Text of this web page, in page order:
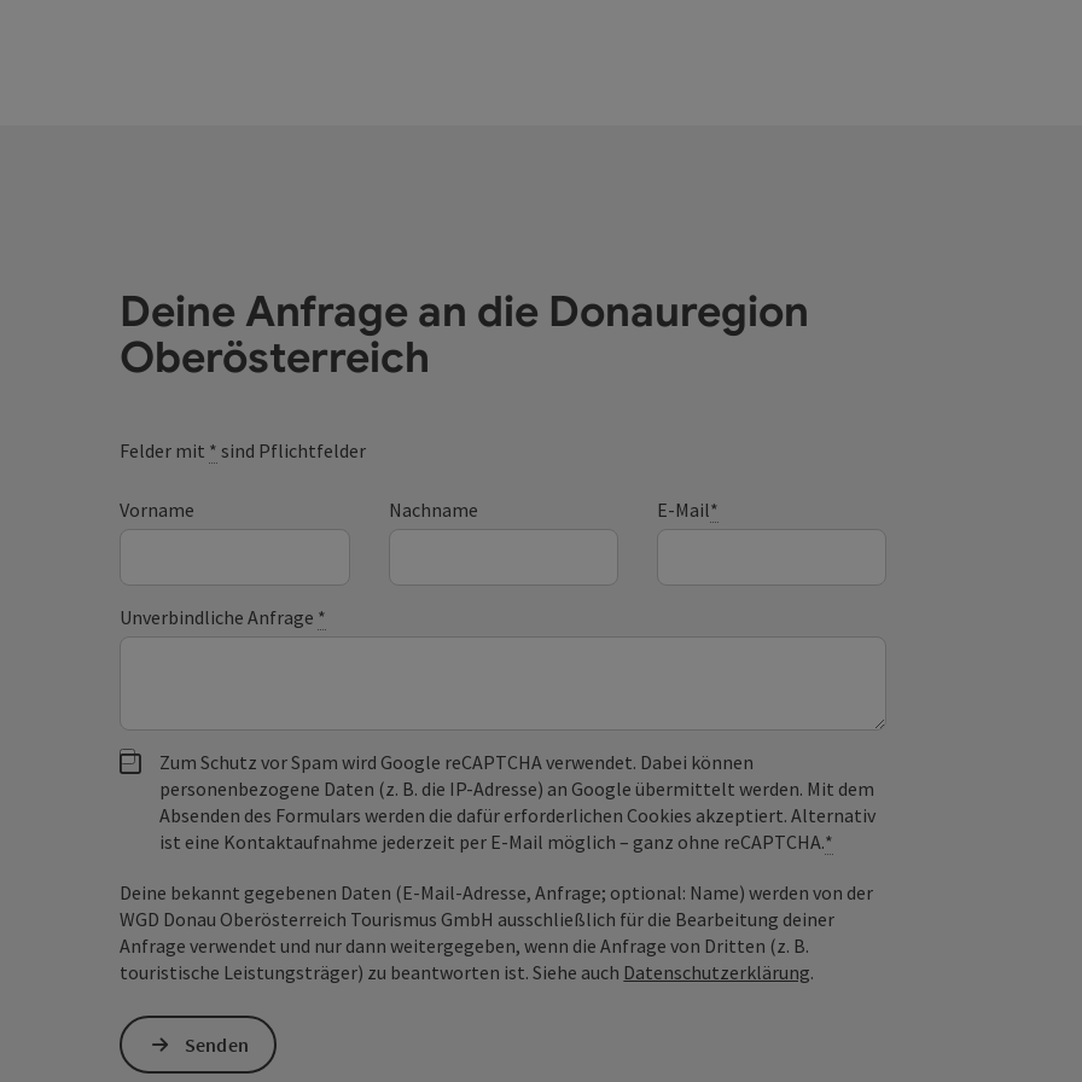
Deine Anfrage an die Donauregion
Oberösterreich
Felder mit * sind Pflichtfelder
Vorname Nachname E-Mail*
Unverbindliche Anfrage *
Zum Schutz vor Spam wird Google reCAPTCHA verwendet. Dabei können
personenbezogene Daten (z. B. die IP-Adresse) an Google übermittelt werden. Mit dem
Absenden des Formulars werden die dafür erforderlichen Cookies akzeptiert. Alternativ
ist eine Kontaktaufnahme jederzeit per E-Mail möglich – ganz ohne reCAPTCHA.*
Deine bekannt gegebenen Daten (E-Mail-Adresse, Anfrage; optional: Name) werden von der
WGD Donau Oberösterreich Tourismus GmbH ausschließlich für die Bearbeitung deiner
Anfrage verwendet und nur dann weitergegeben, wenn die Anfrage von Dritten (z. B.
touristische Leistungsträger) zu beantworten ist. Siehe auch Datenschutzerklärung.
Senden